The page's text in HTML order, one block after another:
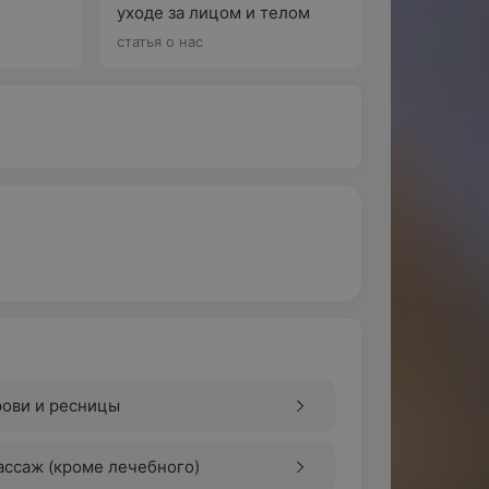
вид перманентного макияжа
— визуально более плотными
уходе за лицом и телом
статья о нас
и ресницы
(кроме лечебного)